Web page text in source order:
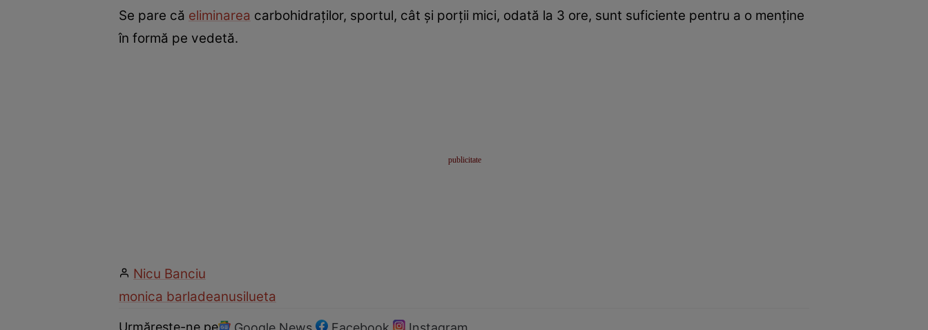
Se pare că eliminarea carbohidraților, sportul, cât și porții mici, odată la 3 ore, sunt suficiente pentru a o menține
în formă pe vedetă.
Nicu Banciu
monica barladeanusilueta
Urmărește-ne pe